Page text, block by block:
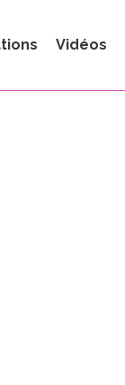
Vidéos